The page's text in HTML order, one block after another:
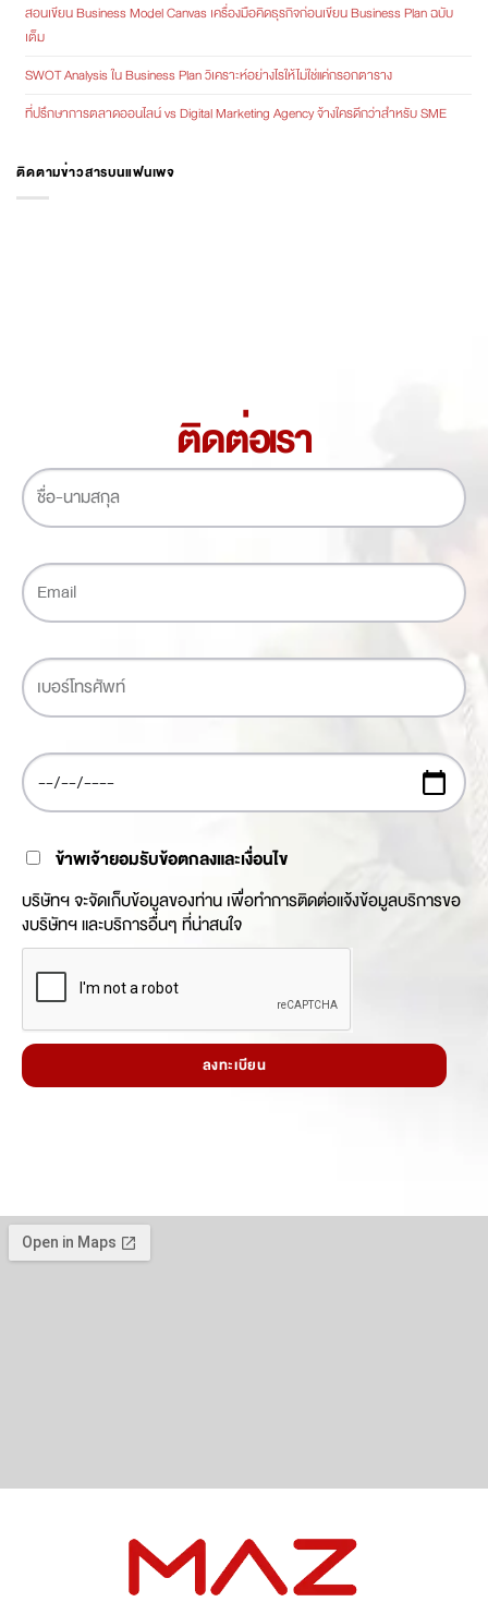
สอนเขียน Business Model Canvas เครื่องมือคิดธุรกิจก่อนเขียน Business Plan ฉบับ
เต็ม
SWOT Analysis ใน Business Plan วิเคราะห์อย่างไรให้ไม่ใช่แค่กรอกตาราง
ที่ปรึกษาการตลาดออนไลน์ vs Digital Marketing Agency จ้างใครดีกว่าสำหรับ SME
ติดตามข่าวสารบนแฟนเพจ
ติดต่อเรา
ข้าพเจ้ายอมรับข้อตกลงและเงื่อนไข
บริษัทฯ จะจัดเก็บข้อมูลของท่าน เพื่อทำการติดต่อแจ้งข้อมูลบริการขอ
งบริษัทฯ และบริการอื่นๆ ที่น่าสนใจ
ลงทะเบียน